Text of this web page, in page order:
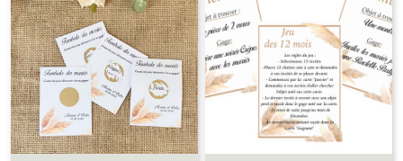
Modèle Pampa